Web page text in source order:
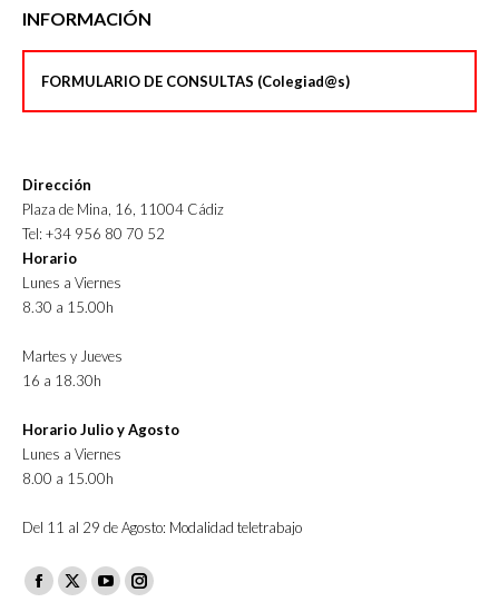
INFORMACIÓN
FORMULARIO DE CONSULTAS (Colegiad@s)
Dirección
Plaza de Mina, 16, 11004 Cádiz
Tel: +34 956 80 70 52
Horario
Lunes a Viernes
8.30 a 15.00h
Martes y Jueves
16 a 18.30h
Horario Julio y Agosto
Lunes a Viernes
8.00 a 15.00h
Del 11 al 29 de Agosto: Modalidad teletrabajo
Facebook
X
YouTubeInstagram